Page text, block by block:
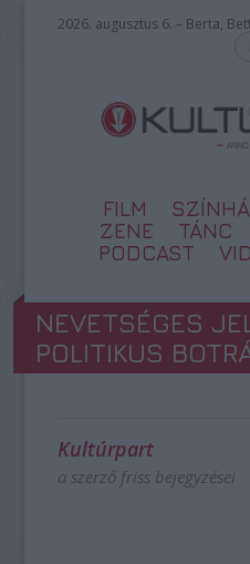
2026. augusztus 6. – Berta,
FILM
ZENE
TÁNC
PODCAST
NEVETSÉGES
POLITIKUS
Kultúrpart
a szerző friss bejegyzései